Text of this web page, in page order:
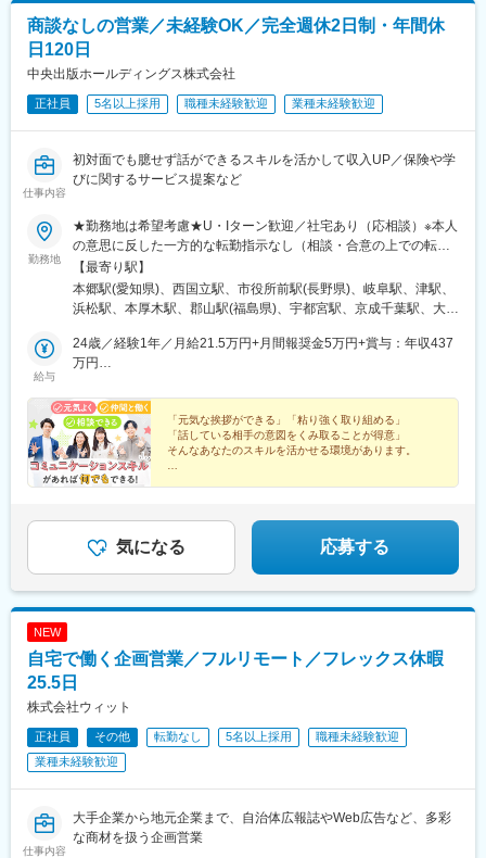
中津駅(地下鉄)、山陽姫路駅、九品寺交差点駅、本町駅、あおば通
駅、偕楽園駅、葭川公園駅、横浜駅、遠州病院駅、貿易センター
駅、中電前駅、高見馬場駅、一社駅、立川南駅、長野駅、新浜松
駅、千葉中央駅、上熊谷駅、南方駅(大阪府)、栗林公園駅、新富町
駅(富山県)、天王寺駅前駅、通町筋駅、中洲通駅、小網町駅、城下
駅(岡山県)、市役所前駅(愛媛県)、資生館小学校前駅、北仙台駅、
山鼻９条駅、駅東公園前駅、王子駅前駅、反町駅、広電五日市
駅、荒田八幡駅、琴似駅(函館本線)、宇都宮駅東口駅、馬車道駅、
船橋駅、南富山駅前駅、西松本駅、名鉄一宮駅、百舌鳥駅、春日
野道駅(阪急線)、烏丸駅、東中央町駅、比治山下駅、ＪＲ松山駅前
宮下駅、中崎町駅、姫路駅、交通局前駅(熊本県)、肥後橋駅、仙台
駅、三宮・花時計前駅、袋町駅、天文館通駅、立川駅、権堂駅、
千葉駅、新大阪駅、栗林駅、丸の内駅(富山県)、大阪阿部野橋駅、
藤崎宮前駅、鹿児島中央駅前駅、土橋駅(広島県)、郵便局前駅、西
８丁目駅、東本願寺前駅、栄町駅(東京都)、神奈川駅、五日市駅、
四条駅(京都市営)、新西大寺町筋駅、松山駅(愛媛県)、スタジアム
シティノース駅、西大橋駅、鷹野橋駅、仙台駅(地下鉄)、大阪梅田
川緑道公園駅、加治屋町駅
商談なしの営業／未経験OK／完全週休2日制・年間休
日120日
中央出版ホールディングス株式会社
正社員 5名以上採用 職種未経験歓迎 業種未経験歓迎
仕事内容
初対面でも臆せず話ができるスキルを活かして収入UP／保険や学
びに関するサービス提案など
勤務地
★勤務地は希望考慮★U・Iターン歓迎／社宅あり（応相談）※本人
の意思に反した一方的な転勤指示なし（相談・合意の上での転勤
の可能性あり）※希望があればエリア外へ転勤可▼北海道・東北北
海道札幌市青森県青森市宮城県仙台市山形県山形市福島県郡山市
岩手県盛岡市▼関東東京都八王子市、立川市、北区神奈川県横浜
宇都宮市群馬県高崎市、前橋市茨城県水戸市、土浦市▼東海愛知
県一宮市、名古屋市静岡県静岡市、浜松市岐阜県岐阜市三重県津
市、姫路市和歌山県和歌山市▼北陸新潟県新潟市、長岡市石川県
金沢市富山県富山市長野県長野市、松本市福井県福井市▼中国・
四国愛媛県松山市岡山県岡山市広島県広島市山口県山口市香川県
高松市▼九州・沖縄熊本県熊本市鹿児島県鹿児島市長崎県長崎市
福岡県福岡市大分県大分市沖縄県那覇市※各グループ会社への在籍
煙防止対策済
【最寄り駅】
本郷駅(愛知県)、西国立駅、市役所前駅(長野県)、岐阜駅、津駅、
浜松駅、本厚木駅、郡山駅(福島県)、宇都宮駅、京成千葉駅、大宮
駅(京都市営)、西中島南方駅、和歌山市駅、金沢駅、栗林公園北口
駅、県庁前駅(富山県)、天王寺駅、博多駅、大分駅、水道町駅、都
駅、中央区役所前駅、青森駅、上盛岡駅、北四番丁駅、山形駅、
中島公園駅、泉中央駅、東宿郷駅、高崎駅、稲毛駅、王子駅、八
王子駅、三ツ沢下町駅、関屋駅(新潟県)、静岡駅、上社駅、桂駅、
堺市駅、中央市場前駅、大元駅、松島二丁目駅、佐伯区役所前
駅、東比恵駅、二中通駅、琴似駅(札幌市営)、八乙女駅、土浦駅、
駅、南富山駅、越前新保駅、松本駅、藤が丘駅(愛知県)、尾張一宮
駅、春日町駅、江坂駅、三国ケ丘駅(大阪府)、新神戸駅、大雲寺前
駅、貿易センター駅、中電前駅、高見馬場駅、一社駅、立川南
駅、長野駅、新浜松駅、千葉中央駅、上熊谷駅、南方駅(大阪府)、
栗林公園駅、新富町駅(富山県)、天王寺駅前駅、通町筋駅、中洲通
校前駅、北仙台駅、山鼻９条駅、駅東公園前駅、王子駅前駅、反
町駅、広電五日市駅、荒田八幡駅、琴似駅(函館本線)、宇都宮駅東
下駅、ＪＲ松山駅前駅、八千代町駅、鹿児島中央駅、四ツ橋駅、
田町駅(岡山県)、大神宮下駅、中崎町駅、姫路駅、交通局前駅(熊
給与
24歳／経験1年／月給21.5万円+月間報奨金5万円+賞与：年収437
万円
万円
「元気な挨拶ができる」「粘り強く取り組める」
「話している相手の意図をくみ取ることが得意」
そんなあなたのスキルを活かせる環境があります。
★設立50年の安定企業
気になる 応募する
NEW
自宅で働く企画営業／フルリモート／フレックス休暇
25.5日
株式会社ウィット
正社員 その他 転勤なし 5名以上採用
職種未経験歓迎
業種未経験歓迎
仕事内容
大手企業から地元企業まで、自治体広報誌やWeb広告など、多彩
な商材を扱う企画営業